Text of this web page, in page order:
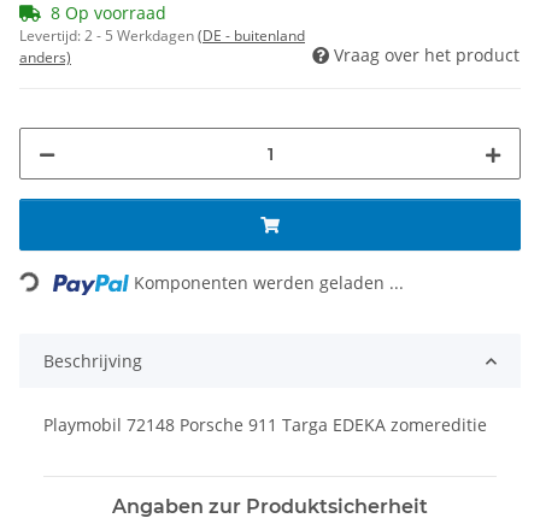
8 Op voorraad
Levertijd:2 - 5 Werkdagen(DE - buitenland
anders)
Vraag over het product
Loading... Komponenten werden geladen ...
Beschrijving
Playmobil 72148 Porsche 911 Targa EDEKA zomereditie
Angaben zur Produktsicherheit